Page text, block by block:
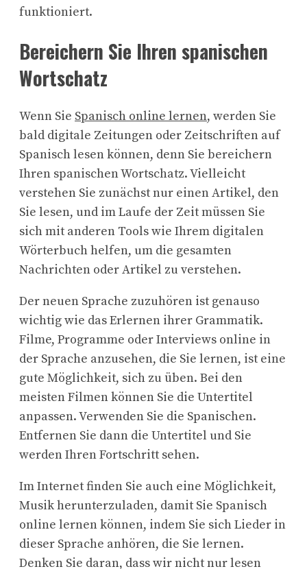
funktioniert.
Bereichern Sie Ihren spanischen
Wortschatz
Wenn Sie Spanisch online lernen, werden Sie
bald digitale Zeitungen oder Zeitschriften auf
Spanisch lesen können, denn Sie bereichern
Ihren spanischen Wortschatz. Vielleicht
verstehen Sie zunächst nur einen Artikel, den
Sie lesen, und im Laufe der Zeit müssen Sie
sich mit anderen Tools wie Ihrem digitalen
Wörterbuch helfen, um die gesamten
Nachrichten oder Artikel zu verstehen.
Der neuen Sprache zuzuhören ist genauso
wichtig wie das Erlernen ihrer Grammatik.
Filme, Programme oder Interviews online in
der Sprache anzusehen, die Sie lernen, ist eine
gute Möglichkeit, sich zu üben. Bei den
meisten Filmen können Sie die Untertitel
anpassen. Verwenden Sie die Spanischen.
Entfernen Sie dann die Untertitel und Sie
werden Ihren Fortschritt sehen.
Im Internet finden Sie auch eine Möglichkeit,
Musik herunterzuladen, damit Sie Spanisch
online lernen können, indem Sie sich Lieder in
dieser Sprache anhören, die Sie lernen.
Denken Sie daran, dass wir nicht nur lesen